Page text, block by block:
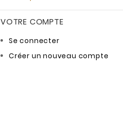
VOTRE COMPTE
Se connecter
Créer un nouveau compte